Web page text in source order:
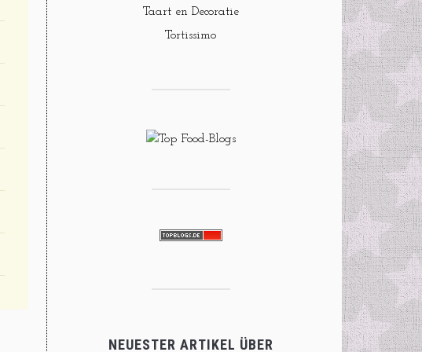
Taart en Decoratie
Tortissimo
NEUESTER ARTIKEL ÜBER